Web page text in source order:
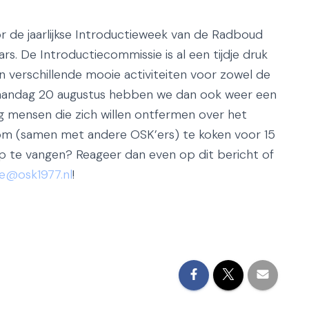
de jaarlijkse Introductieweek van de Radboud
De Introductiecommissie is al een tijdje druk
mooie activiteiten voor zowel de
20 augustus hebben we dan ook weer een
mensen die zich willen ontfermen over het
(samen met andere OSK’ers) te koken voor 15
te vangen? Reageer dan even op dit bericht of
!